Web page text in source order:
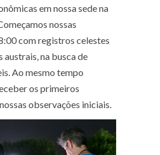
em nossa sede na
nossas
com registros celestes
austrais, na busca de
Ao mesmo tempo
os primeiros
observações iniciais.